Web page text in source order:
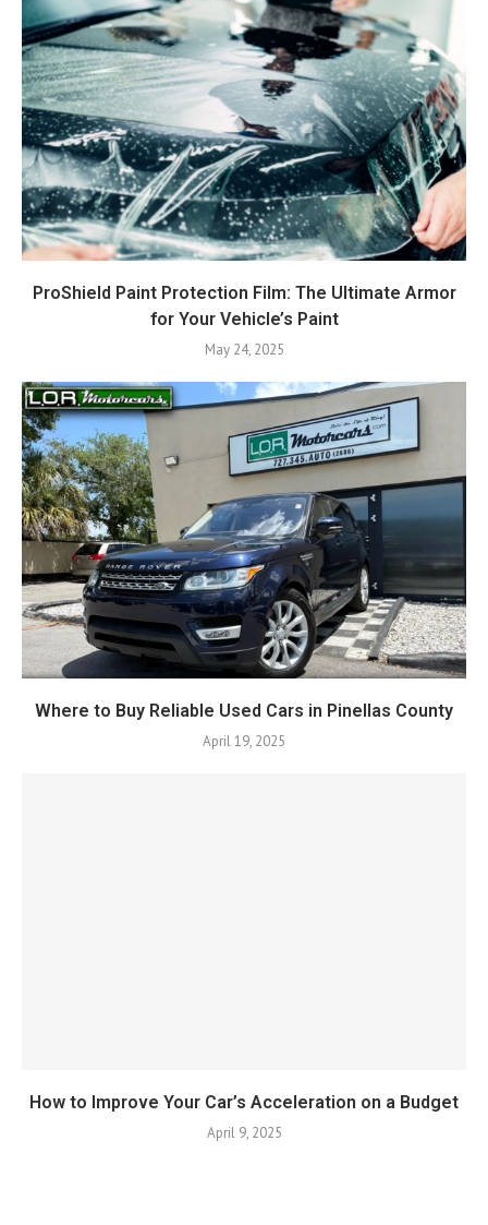
ProShield Paint Protection Film: The Ultimate Armor
for Your Vehicle’s Paint
May 24, 2025
Where to Buy Reliable Used Cars in Pinellas County
April 19, 2025
How to Improve Your Car’s Acceleration on a Budget
April 9, 2025